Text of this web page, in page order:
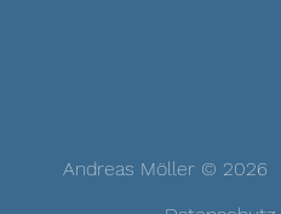
Andreas Möller © 2026